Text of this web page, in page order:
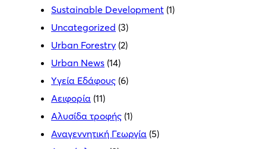
Sustainable Development (1)
Uncategorized (3)
Urban Forestry (2)
Urban News (14)
Yγεία Εδάφους (6)
Αειφορία (11)
Αλυσίδα τροφής (1)
Αναγεννητική Γεωργία (5)